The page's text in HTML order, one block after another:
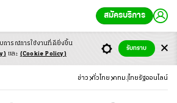
สมัครบริการ
ข่าว ทั่วไทย กทม. ไทยรัฐออนไลน์
การณ์การใช้งานที่ดียิ่งขึ้น
และ (Cookie Policy)
รับทราบ